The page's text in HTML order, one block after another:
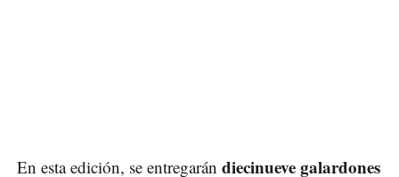
En esta edición, se entregarán diecinueve galardones